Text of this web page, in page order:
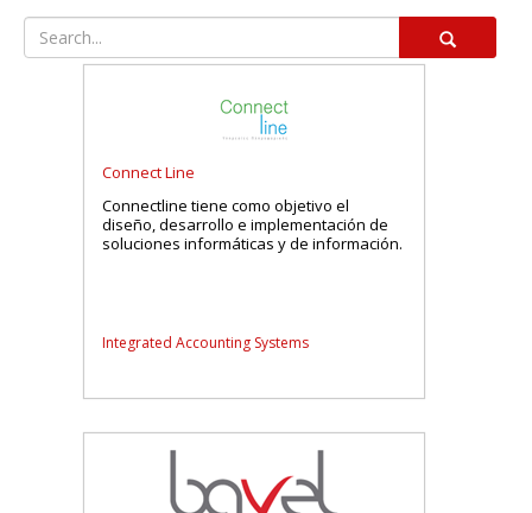
Connect Line
Connectline tiene como objetivo el
diseño, desarrollo e implementación de
soluciones informáticas y de información.
Integrated Accounting Systems